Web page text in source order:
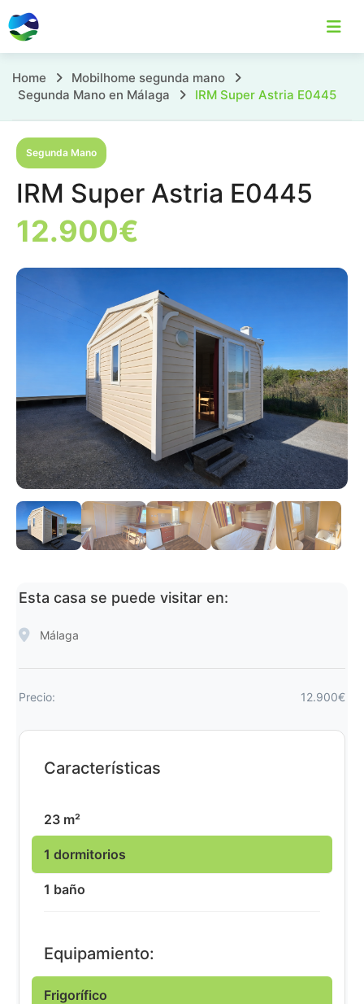
Skip
to
Home
Casas Móviles Localizaciones
IRM
Super
Astria
E0445
Home
Mobilhome segunda mano
Segunda Mano en Málaga
IRM Super Astria E0445
Segunda Mano
IRM Super Astria E0445
12.900€
Esta casa se puede visitar en:
Málaga
Precio: 12.900€
Características
23 m²
1 dormitorios
1 baño
Equipamiento:
Frigorífico